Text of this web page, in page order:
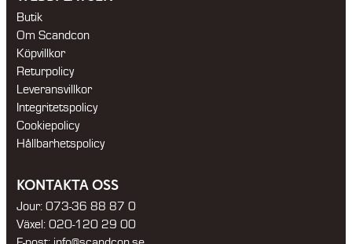
Butik
Om Scandcon
Köpvillkor
Returpolicy
Leveransvillkor
Integritetspolicy
Cookiepolicy
Hållbarhetspolicy
KONTAKTA OSS
Jour: 073-36 88 87 0
Växel: 020-120 29 00